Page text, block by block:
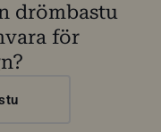
drömbastu
för